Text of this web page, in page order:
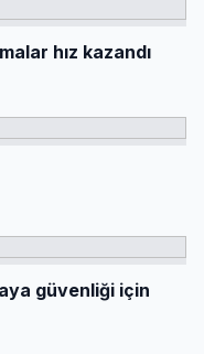
hız kazandı
güvenliği için